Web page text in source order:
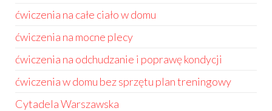
ćwiczenia na całe ciało w domu
ćwiczenia na mocne plecy
ćwiczenia na odchudzanie i poprawę kondycji
ćwiczenia w domu bez sprzętu plan treningowy
Cytadela Warszawska